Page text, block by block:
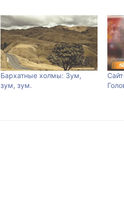
Бархатные холмы: Зум,
зум, зум.